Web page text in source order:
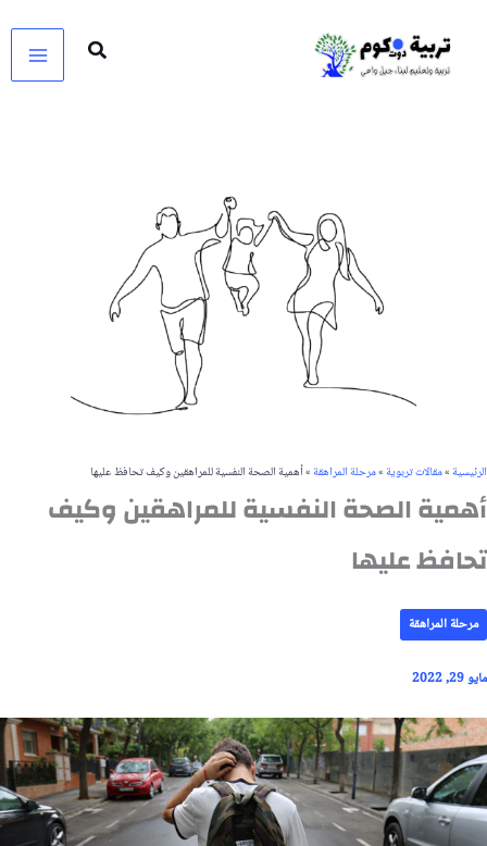
المحتوى
الرئيسية»مقالات تربوية»مرحلة المراهقة»أهمية الصحة النفسية للمراهقين وكيف تحافظ عليها
أهمية الصحة النفسية للمراهقين وكيف
تحافظ عليها
مرحلة المراهقة
مايو 29, 2022